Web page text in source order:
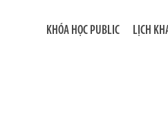
KHÓA HỌC PUBLIC LỊCH